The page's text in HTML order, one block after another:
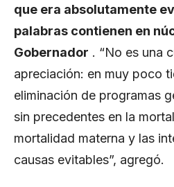
que era absolutamente
palabras contienen en
Gobernador . “No es una
apreciación: en muy poco
eliminación de programas
sin precedentes en la
mortalidad materna y las
causas evitables”, agregó.